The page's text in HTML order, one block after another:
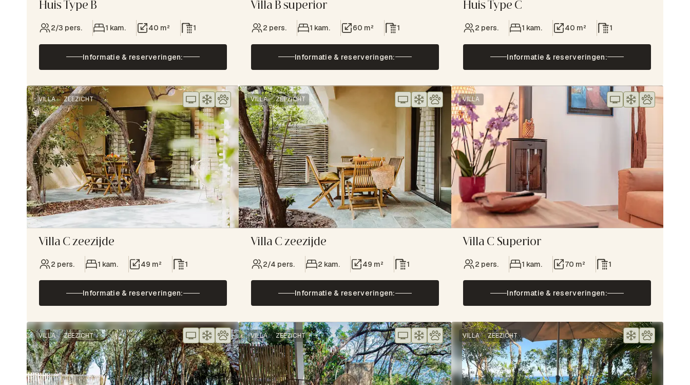
Huis Type B
2/3 pers. 1 kam. 40 m² 1
Informatie & reserveringen:
Villa B superior
2 pers. 1 kam. 60 m² 1
Informatie & reserveringen:
Huis Type C
2 pers. 1 kam. 40 m² 1
Informatie & reserveringen:
VILLA ZEEZICHT
Villa C zeezijde
2 pers. 1 kam. 49 m² 1
Informatie & reserveringen:
VILLA ZEEZICHT
Villa C zeezijde
2/4 pers. 2 kam. 49 m² 1
Informatie & reserveringen:
VILLA
Villa C Superior
2 pers. 1 kam. 70 m² 1
Informatie & reserveringen:
VILLA ZEEZICHT VILLA ZEEZICHT VILLA ZEEZICHT